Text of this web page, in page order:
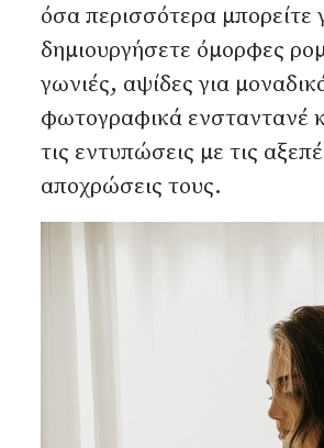
όσα περισσότερα μπορείτε
δημιουργήσετε όμορφες
γωνιές, αψίδες για
φωτογραφικά ενσταντανέ
τις εντυπώσεις με τις
αποχρώσεις τους.